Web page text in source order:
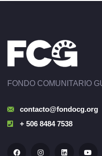
FONDO COMUNITARIO
contacto@fondocg.org
+ 506 8484 7538